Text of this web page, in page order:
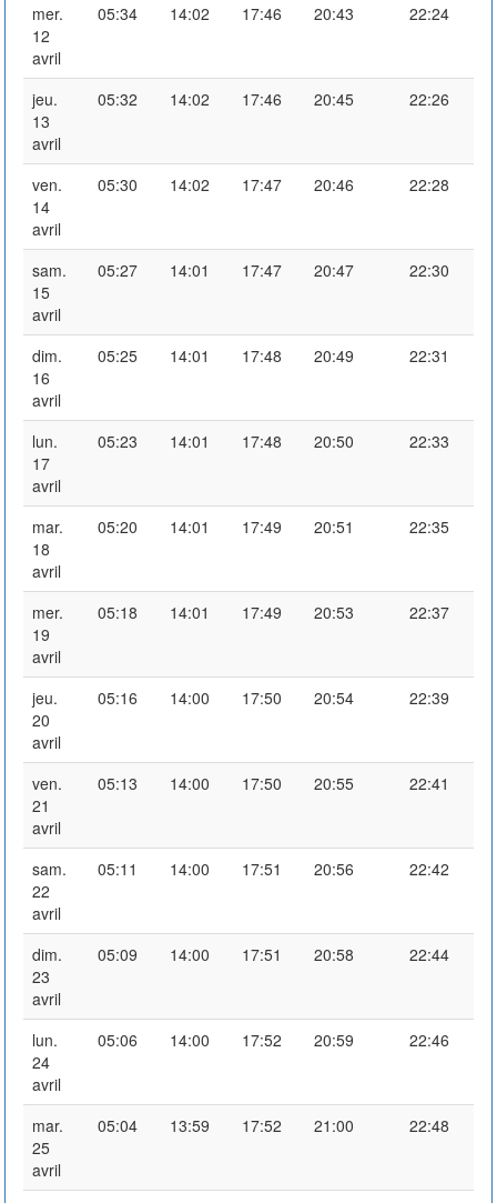
mer.
12
avril
05:34 14:02 17:46 20:43 22:24
jeu.
13
avril
05:32 14:02 17:46 20:45 22:26
ven.
14
avril
05:30 14:02 17:47 20:46 22:28
sam.
15
avril
05:27 14:01 17:47 20:47 22:30
dim.
16
avril
05:25 14:01 17:48 20:49 22:31
lun.
17
avril
05:23 14:01 17:48 20:50 22:33
mar.
18
avril
05:20 14:01 17:49 20:51 22:35
mer.
19
avril
05:18 14:01 17:49 20:53 22:37
jeu.
20
avril
05:16 14:00 17:50 20:54 22:39
ven.
21
avril
05:13 14:00 17:50 20:55 22:41
sam.
22
avril
05:11 14:00 17:51 20:56 22:42
dim.
23
avril
05:09 14:00 17:51 20:58 22:44
lun.
24
avril
05:06 14:00 17:52 20:59 22:46
mar.
25
avril
05:04 13:59 17:52 21:00 22:48